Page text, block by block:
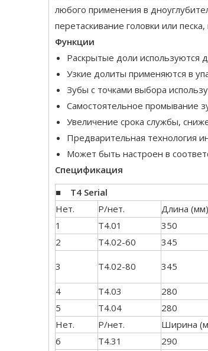
любого применения в
перетаскивание головки или
Функции
Раскрытые доли используются
Узкие долиты применяются в
Зубы с точками выбора
Самостоятельное промывание
Увеличение срока службы,
Предварительная технология
Может быть настроен в
Спецификация
■
T4 Serial
Нет.
P/нет. Длина (мм)
1
T4.01 350
2
T4.02-60 345
3 T4.02-80 345
4
T4.03 280
5
T4.04 280
Нет.
P/нет. Ширина
6
T4.31 290